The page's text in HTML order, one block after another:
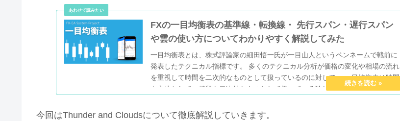
FXの一目均衡表の基準線・転換線・ 先行スパン・遅行スパン
や雲の使い方についてわかりやすく解説してみた
一目均衡表とは、株式評論家の細田悟一氏が一目山人というペンネームで戦前に
発表したテクニカル指標です。 多くのテクニカル分析が価格の変化や相場の流れ
を重視して時間を二次的なものとして扱っているのに対して、 一目均衡表は時間
を主体として、値段を二次的なものとして扱っている珍しいテクニカル指標で
使い方についてわかりやすく解説してみました。
今回はThunder and Cloudsについて徹底解説していきます。